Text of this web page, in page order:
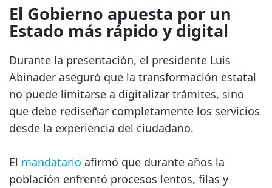
El Gobierno apuesta por un
Estado más rápido y digital
Durante la presentación, el presidente Luis
Abinader aseguró que la transformación estatal
no puede limitarse a digitalizar trámites, sino
que debe rediseñar completamente los servicios
desde la experiencia del ciudadano.
El mandatario afirmó que durante años la
población enfrentó procesos lentos, filas y